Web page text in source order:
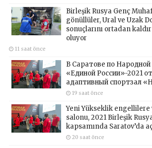
Birleşik Rusya Genç
gönüllüler, Ural ve Uzak
sonuçlarını ortadan
oluyor
11 saat önce
В Саратове по
«Единой России»-2021
адаптивный спортзал
19 saat önce
Yeni Yükseklik
salonu, 2021 Birleşik
kapsamında Saratov’da
20 saat önce